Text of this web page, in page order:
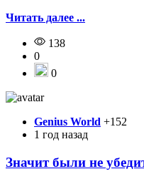
Читать далее ...
138
0
0
Genius World +152
1 год назад
Значит были не